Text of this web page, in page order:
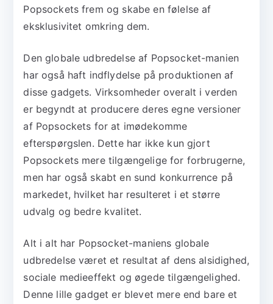
Popsockets frem og skabe en følelse af
eksklusivitet omkring dem.
Den globale udbredelse af Popsocket-manien
har også haft indflydelse på produktionen af
disse gadgets. Virksomheder overalt i verden
er begyndt at producere deres egne versioner
af Popsockets for at imødekomme
efterspørgslen. Dette har ikke kun gjort
Popsockets mere tilgængelige for forbrugerne,
men har også skabt en sund konkurrence på
markedet, hvilket har resulteret i et større
udvalg og bedre kvalitet.
Alt i alt har Popsocket-maniens globale
udbredelse været et resultat af dens alsidighed,
sociale medieeffekt og øgede tilgængelighed.
Denne lille gadget er blevet mere end bare et